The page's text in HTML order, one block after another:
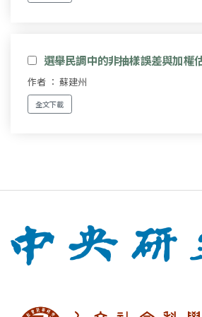
選舉民調中的非抽樣誤差與加權
作者 ： 蘇建州
全文下載